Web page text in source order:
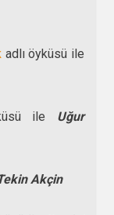
adlı öyküsü ile
ile Uğur
Akçin